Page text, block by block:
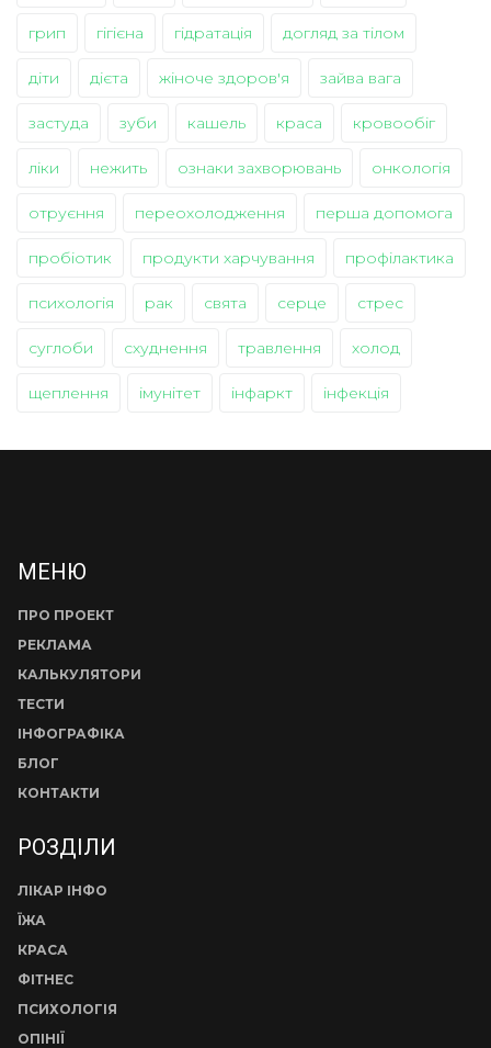
грип гігієна гідратація догляд за тілом
діти дієта жіноче здоров'я зайва вага
застуда зуби кашель краса кровообіг
ліки нежить ознаки захворювань онкологія
отруєння переохолодження перша допомога
пробіотик продукти харчування профілактика
психологія рак свята серце стрес
суглоби схуднення травлення холод
щеплення імунітет інфаркт інфекція
МЕНЮ
ПРО ПРОЕКТ
РЕКЛАМА
КАЛЬКУЛЯТОРИ
ТЕСТИ
ІНФОГРАФІКА
БЛОГ
КОНТАКТИ
РОЗДІЛИ
ЛІКАР ІНФО
ЇЖА
КРАСА
ФІТНЕС
ПСИХОЛОГІЯ
ОПІНІЇ